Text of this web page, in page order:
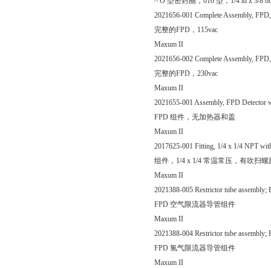
2021656-001 Complete Assembly,
完整的FPD，115vac
Maxum II
2021656-002 Complete Assembly,
完整的FPD，230vac
Maxum II
2021655-001 Assembly, FPD Detector
FPD 组件，无加热器和盖
Maxum II
2017625-001 Fitting, 1/4 x 1/4 NPT
组件，1/4 x 1/4 常温常压，有吹扫螺
Maxum II
2021388-005 Restrictor tube assembly;
FPD 空气限流器导管组件
Maxum II
2021388-004 Restrictor tube assembly;
FPD 氢气限流器导管组件
Maxum II